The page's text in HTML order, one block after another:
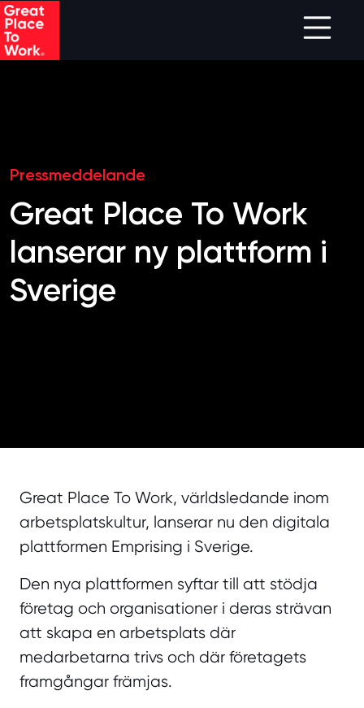
Skip to main content
Pressmeddelande
Great Place To Work
lanserar ny plattform i
Sverige
Great Place To Work, världsledande inom
arbetsplatskultur, lanserar nu den digitala
plattformen Emprising i Sverige.
Den nya plattformen syftar till att stödja
företag och organisationer i deras strävan
att skapa en arbetsplats där
medarbetarna trivs och där företagets
framgångar främjas.